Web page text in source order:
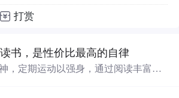
打赏
书，是性价比最高的自律
，定期运动以强身，通过阅读丰富内